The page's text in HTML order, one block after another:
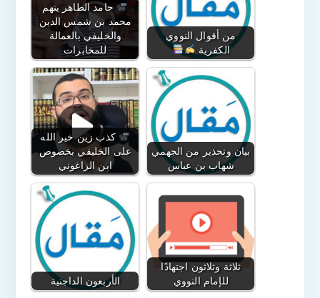
حامد الطاهر يتهم
محمد بن شمس الدين
والخليفي بالعمالة
للمخابرات
من أقوال النووي
الكفرية
كذب زين خير الله
على الخليفي بخصوص
ابن الزاغوني
بيان وتحذير من الجهمي
شهاب بن عباس
الأربعون الداجنية
ثلاثة وثلاثون اجتهادًا
للإمام النووي